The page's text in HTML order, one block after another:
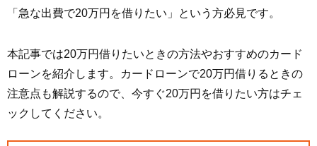
「急な出費で20万円を借りたい」という方必見です。
本記事では20万円借りたいときの方法やおすすめのカード
ローンを紹介します。カードローンで20万円借りるときの
注意点も解説するので、今すぐ20万円を借りたい方はチェ
ックしてください。